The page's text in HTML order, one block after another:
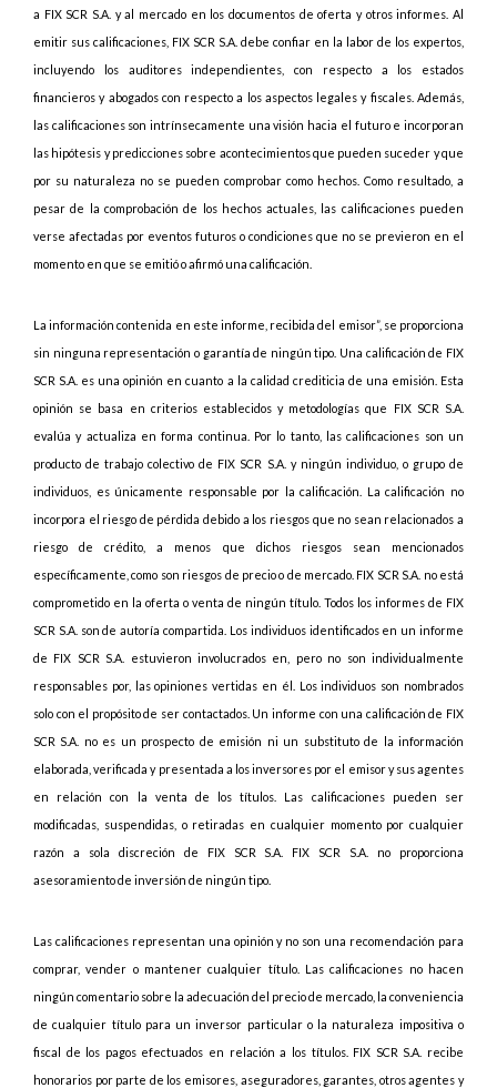
a FIX SCR S.A. y al mercado en los documentos de oferta y otros informes. Al
emitir sus calificaciones, FIX SCR S.A. debe confiar en la labor de los expertos,
incluyendo los auditores independientes, con respecto a los estados
financieros y abogados con respecto a los aspectos legales y fiscales. Además,
las calificaciones son intrínsecamente una visión hacia el futuro e incorporan
las hipótesis y predicciones sobre acontecimientos que pueden suceder y que
por su naturaleza no se pueden comprobar como hechos. Como resultado, a
pesar de la comprobación de los hechos actuales, las calificaciones pueden
verse afectadas por eventos futuros o condiciones que no se previeron en el
momento en que se emitió o afirmó una calificación.
La información contenida en este informe, recibida del emisor”, se proporciona
sin ninguna representación o garantía de ningún tipo. Una calificación de FIX
SCR S.A. es una opinión en cuanto a la calidad crediticia de una emisión. Esta
opinión se basa en criterios establecidos y metodologías que FIX SCR S.A.
evalúa y actualiza en forma continua. Por lo tanto, las calificaciones son un
producto de trabajo colectivo de FIX SCR S.A. y ningún individuo, o grupo de
individuos, es únicamente responsable por la calificación. La calificación no
incorpora el riesgo de pérdida debido a los riesgos que no sean relacionados a
riesgo de crédito, a menos que dichos riesgos sean mencionados
específicamente, como son riesgos de precio o de mercado. FIX SCR S.A. no está
comprometido en la oferta o venta de ningún título. Todos los informes de FIX
SCR S.A. son de autoría compartida. Los individuos identificados en un informe
de FIX SCR S.A. estuvieron involucrados en, pero no son individualmente
responsables por, las opiniones vertidas en él. Los individuos son nombrados
solo con el propósito de ser contactados. Un informe con una calificación de FIX
SCR S.A. no es un prospecto de emisión ni un substituto de la información
elaborada, verificada y presentada a los inversores por el emisor y sus agentes
en relación con la venta de los títulos. Las calificaciones pueden ser
modificadas, suspendidas, o retiradas en cualquier momento por cualquier
razón a sola discreción de FIX SCR S.A. FIX SCR S.A. no proporciona
asesoramiento de inversión de ningún tipo.
Las calificaciones representan una opinión y no son una recomendación para
comprar, vender o mantener cualquier título. Las calificaciones no hacen
ningún comentario sobre la adecuación del precio de mercado, la conveniencia
de cualquier título para un inversor particular o la naturaleza impositiva o
fiscal de los pagos efectuados en relación a los títulos. FIX SCR S.A. recibe
honorarios por parte de los emisores, aseguradores, garantes, otros agentes y